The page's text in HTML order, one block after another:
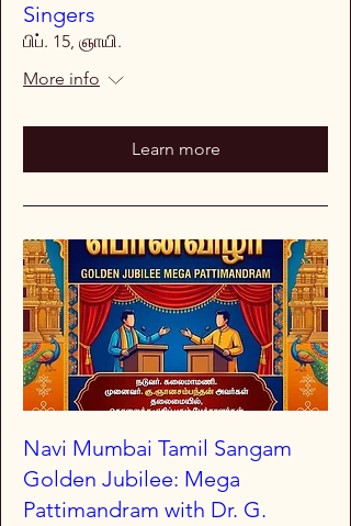
Singers
பிப். 15, ஞாயி.
More info
Learn more
Navi Mumbai Tamil Sangam
Golden Jubilee: Mega
Pattimandram with Dr. G.